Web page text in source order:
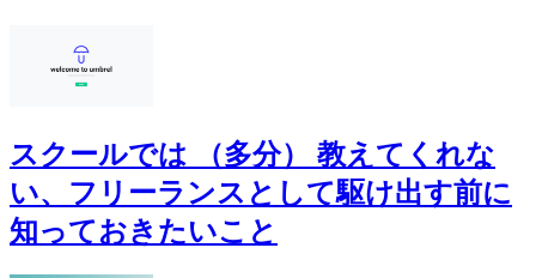
スクールでは （多分） 教えてくれな
い、フリーランスとして駆け出す前に
知っておきたいこと